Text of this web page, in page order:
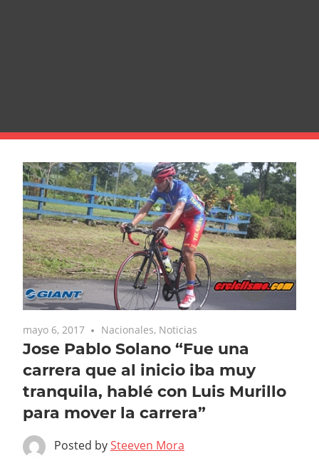
mayo 6, 2017 Nacionales, Noticias
Jose Pablo Solano “Fue una
carrera que al inicio iba muy
tranquila, hablé con Luis Murillo
para mover la carrera”
Posted bySteeven Mora